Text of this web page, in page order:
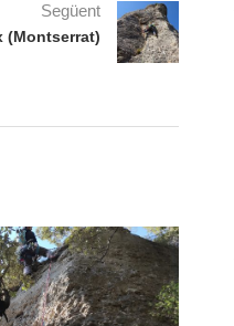
Següent
(Montserrat)